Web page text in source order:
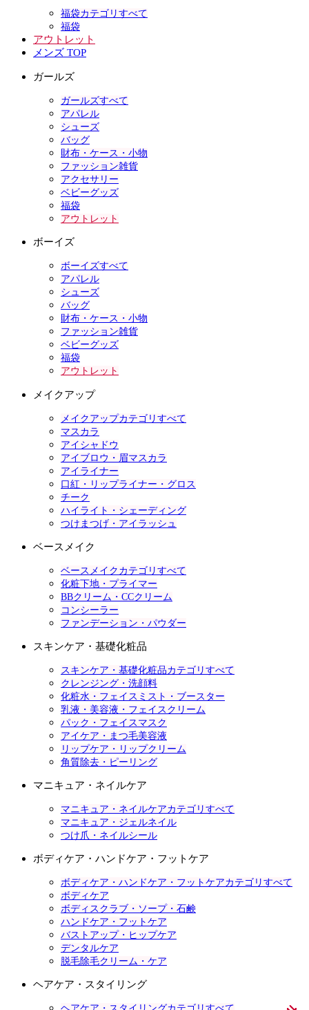
福袋カテゴリすべて
福袋
アウトレット
メンズ TOP
ガールズ
ガールズすべて
アパレル
シューズ
バッグ
財布・ケース・小物
ファッション雑貨
アクセサリー
ベビーグッズ
福袋
アウトレット
ボーイズ
ボーイズすべて
アパレル
シューズ
バッグ
財布・ケース・小物
ファッション雑貨
ベビーグッズ
福袋
アウトレット
メイクアップ
メイクアップカテゴリすべて
マスカラ
アイシャドウ
アイブロウ・眉マスカラ
アイライナー
口紅・リップライナー・グロス
チーク
ハイライト・シェーディング
つけまつげ・アイラッシュ
ベースメイク
ベースメイクカテゴリすべて
化粧下地・プライマー
BBクリーム・CCクリーム
コンシーラー
ファンデーション・パウダー
スキンケア・基礎化粧品
スキンケア・基礎化粧品カテゴリすべて
クレンジング・洗顔料
化粧水・フェイスミスト・ブースター
乳液・美容液・フェイスクリーム
パック・フェイスマスク
アイケア・まつ毛美容液
リップケア・リップクリーム
角質除去・ピーリング
マニキュア・ネイルケア
マニキュア・ネイルケアカテゴリすべて
マニキュア・ジェルネイル
つけ爪・ネイルシール
ボディケア・ハンドケア・フットケア
ボディケア・ハンドケア・フットケアカテゴリすべて
ボディケア
ボディスクラブ・ソープ・石鹸
ハンドケア・フットケア
バストアップ・ヒップケア
デンタルケア
脱毛除毛クリーム・ケア
ヘアケア・スタイリング